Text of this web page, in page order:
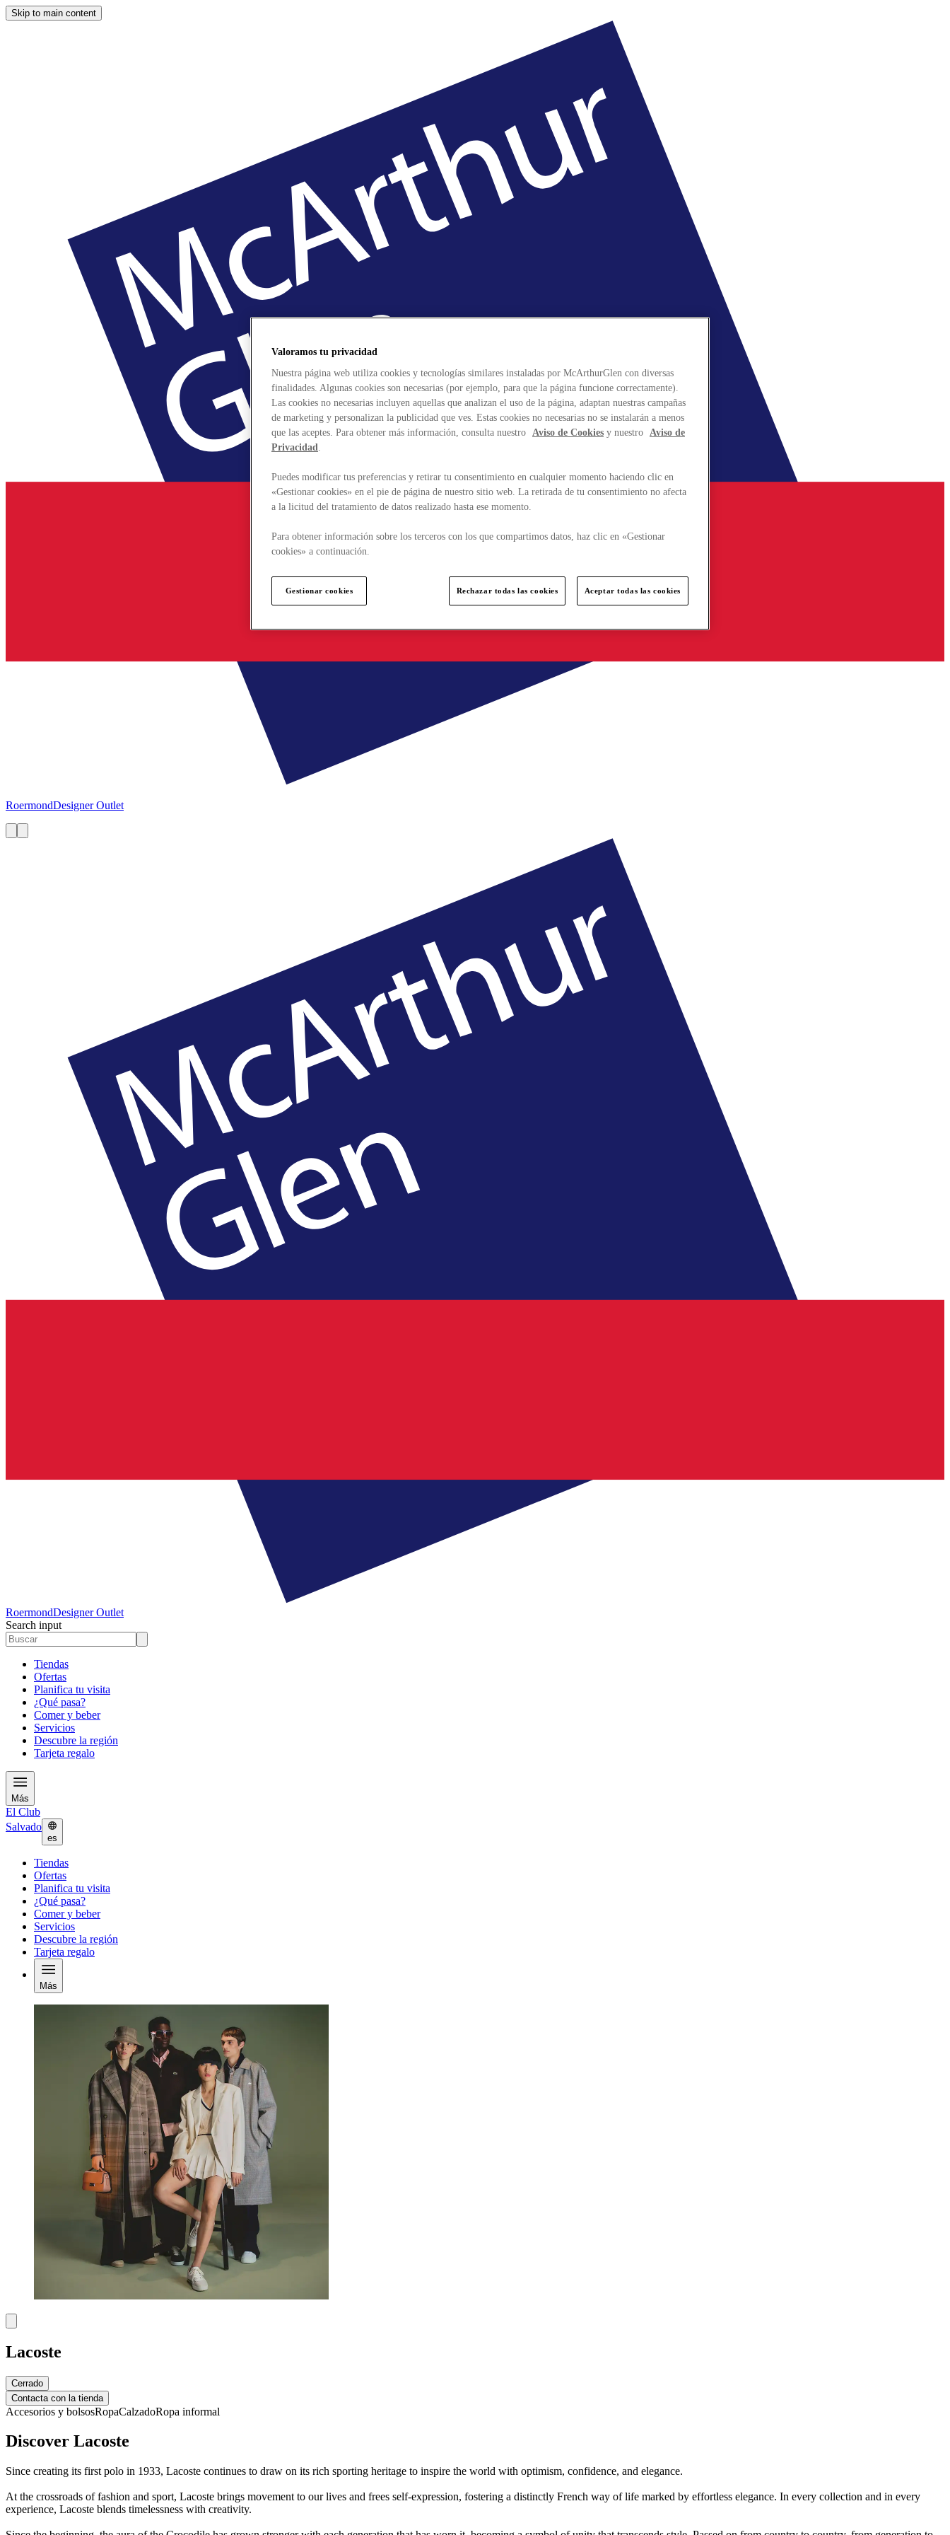
Skip to main content
RoermondDesigner Outlet
RoermondDesigner Outlet
Search input
Tiendas
Ofertas
Planifica tu visita
¿Qué pasa?
Comer y beber
Servicios
Descubre la región
Tarjeta regalo
Más
El Club
Salvado
es
Tiendas
Ofertas
Planifica tu visita
¿Qué pasa?
Comer y beber
Servicios
Descubre la región
Tarjeta regalo
Más
Lacoste
Cerrado
Contacta con la tienda
Accesorios y bolsosRopaCalzadoRopa informal
Discover Lacoste
Since creating its first polo in 1933, Lacoste continues to draw on its rich sporting heritage to inspire the world with optimism, confidence, and elegance.
At the crossroads of fashion and sport, Lacoste brings movement to our lives and frees self-expression, fostering a distinctly French way of life marked by effortless elegance. In every collection and in every
experience, Lacoste blends timelessness with creativity.
Valoramos tu privacidad
Nuestra página web utiliza cookies y tecnologías similares instaladas por McArthurGlen con diversas
finalidades. Algunas cookies son necesarias (por ejemplo, para que la página funcione correctamente).
Las cookies no necesarias incluyen aquellas que analizan el uso de la página, adaptan nuestras campañas
de marketing y personalizan la publicidad que ves. Estas cookies no necesarias no se instalarán a menos
que las aceptes. Para obtener más información, consulta nuestro Aviso de Cookies y nuestro Aviso de
Privacidad.
Puedes modificar tus preferencias y retirar tu consentimiento en cualquier momento haciendo clic en
«Gestionar cookies» en el pie de página de nuestro sitio web. La retirada de tu consentimiento no afecta
a la licitud del tratamiento de datos realizado hasta ese momento.
Para obtener información sobre los terceros con los que compartimos datos, haz clic en «Gestionar
cookies» a continuación.
Gestionar cookies Rechazar todas las cookies Aceptar todas las cookies